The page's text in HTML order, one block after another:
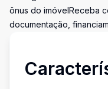
ônus do imóvelReceba
documentação,